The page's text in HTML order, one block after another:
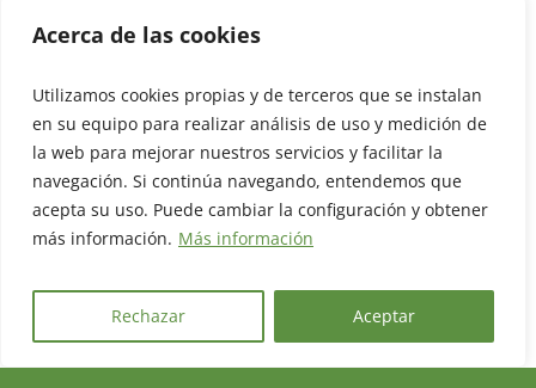
Acerca de las cookies
Utilizamos cookies propias y de terceros que se instalan
en su equipo para realizar análisis de uso y medición de
la web para mejorar nuestros servicios y facilitar la
navegación. Si continúa navegando, entendemos que
acepta su uso. Puede cambiar la configuración y obtener
más información. Más información
Rechazar Aceptar
residenciales colaborativos e intergeneracionales.
subvenciones en el marco del nuevo Plan Estatal.
Más información relacionada:Comunicado GVA
Fuente: Valencia Plaza
DESTACADO
TEMA DE ACTUALIDAD DEL NOTICIAS
DEL CIDEC Nº75: COHOUSING
COOPERATIVO: UN ANÁLISIS DE